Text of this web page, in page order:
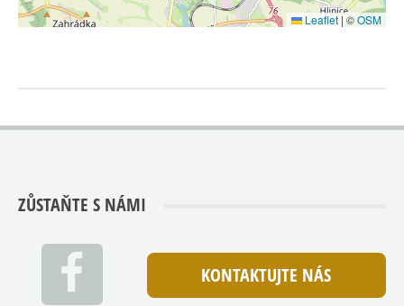
Leaflet|©OSM
ZŮSTAŇTE S NÁMI
KONTAKTUJTE NÁS